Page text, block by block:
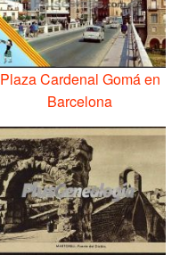
Plaza Cardenal Gomá en
Barcelona